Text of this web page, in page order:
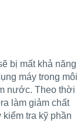
bị mất khả năng
máy trong môi
nước. Theo thời
làm giảm chất
tra kỹ phần